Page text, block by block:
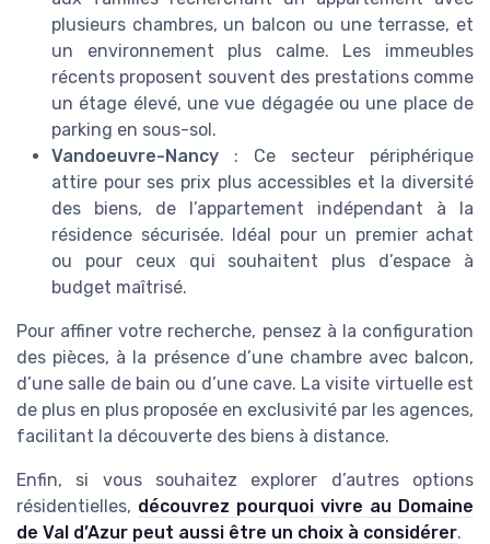
plusieurs chambres, un balcon ou une terrasse, et
un environnement plus calme. Les immeubles
récents proposent souvent des prestations comme
un étage élevé, une vue dégagée ou une place de
parking en sous-sol.
Vandoeuvre-Nancy : Ce secteur périphérique
attire pour ses prix plus accessibles et la diversité
des biens, de l’appartement indépendant à la
résidence sécurisée. Idéal pour un premier achat
ou pour ceux qui souhaitent plus d’espace à
budget maîtrisé.
Pour affiner votre recherche, pensez à la configuration
des pièces, à la présence d’une chambre avec balcon,
d’une salle de bain ou d’une cave. La visite virtuelle est
de plus en plus proposée en exclusivité par les agences,
facilitant la découverte des biens à distance.
Enfin, si vous souhaitez explorer d’autres options
résidentielles, découvrez pourquoi vivre au Domaine
de Val d’Azur peut aussi être un choix à considérer.